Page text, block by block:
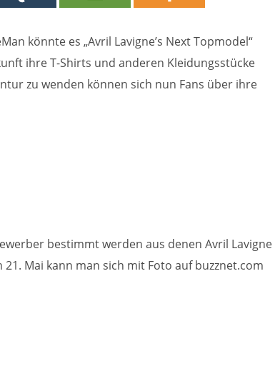
könnte es „Avril Lavigne’s Next Topmodel“
ihre T-Shirts und anderen Kleidungsstücke
zu wenden können sich nun Fans über ihre
bestimmt werden aus denen Avril Lavigne
Mai kann man sich mit Foto auf buzznet.com